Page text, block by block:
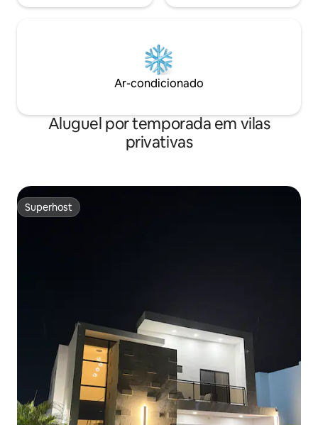
Ar-condicionado
Aluguel por temporada em vilas
privativas
Superhost
Superhost